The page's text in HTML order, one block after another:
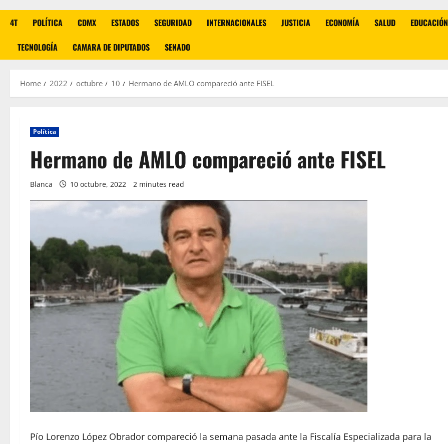
4T POLÍTICA CDMX ESTADOS SEGURIDAD INTERNACIONALES JUSTICIA ECONOMÍA SALUD EDUCACIÓN
TECNOLOGÍA CAMARA DE DIPUTADOS SENADO
Home 2022 octubre 10 Hermano de AMLO compareció ante FISEL
Política
Hermano de AMLO compareció ante FISEL
Blanca 10 octubre, 2022 2 minutes read
Pío Lorenzo López Obrador compareció la semana pasada ante la Fiscalía Especializada para la